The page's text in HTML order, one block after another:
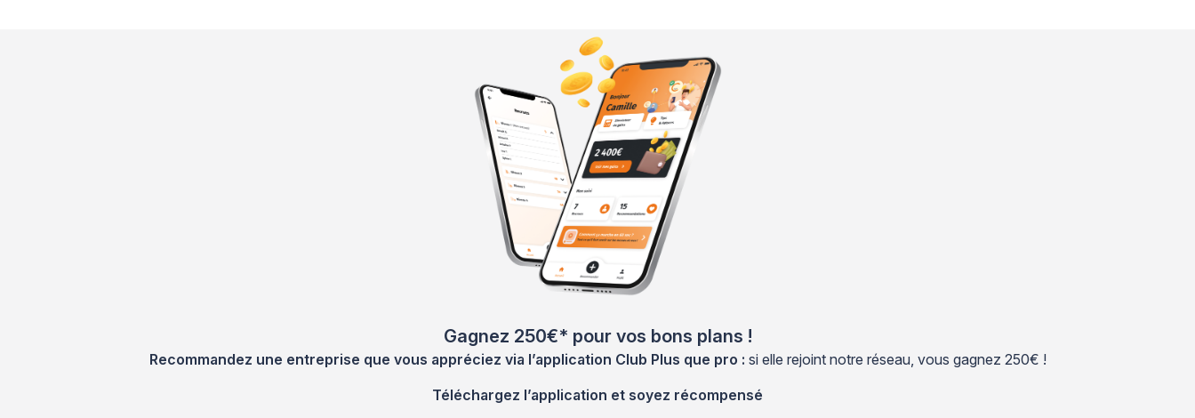
Gagnez 250€* pour vos bons plans !
Recommandez une entreprise que vous appréciez via l’application Club Plus que pro : si elle rejoint notre réseau, vous gagnez 250€ !
Téléchargez l’application et soyez récompensé